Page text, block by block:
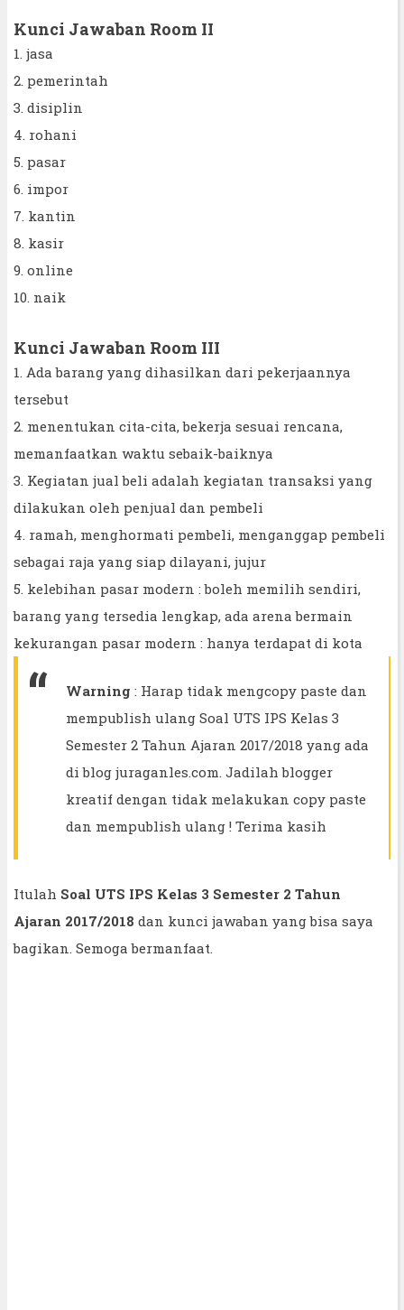
Kunci Jawaban Room II
1. jasa
2. pemerintah
3. disiplin
4. rohani
5. pasar
6. impor
7. kantin
8. kasir
9. online
10. naik
Kunci Jawaban Room III
1. Ada barang yang dihasilkan dari pekerjaannya
tersebut
2. menentukan cita-cita, bekerja sesuai rencana,
memanfaatkan waktu sebaik-baiknya
3. Kegiatan jual beli adalah kegiatan transaksi yang
dilakukan oleh penjual dan pembeli
4. ramah, menghormati pembeli, menganggap pembeli
sebagai raja yang siap dilayani, jujur
5. kelebihan pasar modern : boleh memilih sendiri,
barang yang tersedia lengkap, ada arena bermain
kekurangan pasar modern : hanya terdapat di kota
Warning : Harap tidak mengcopy paste dan
mempublish ulang Soal UTS IPS Kelas 3
Semester 2 Tahun Ajaran 2017/2018 yang ada
di blog juraganles.com. Jadilah blogger
kreatif dengan tidak melakukan copy paste
dan mempublish ulang ! Terima kasih
Itulah Soal UTS IPS Kelas 3 Semester 2 Tahun
Ajaran 2017/2018 dan kunci jawaban yang bisa saya
bagikan. Semoga bermanfaat.